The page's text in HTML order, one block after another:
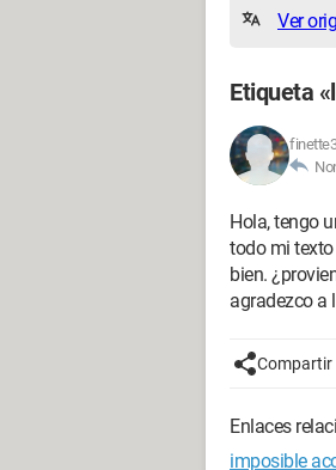
Ver
Etiqueta
Hola, tengo
todo mi
bien.
agradezco a
Compartir
Enlaces
imposible